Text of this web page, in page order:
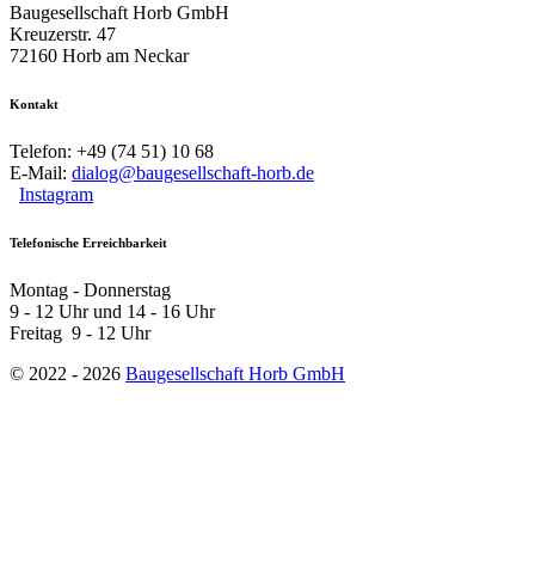
Baugesellschaft Horb GmbH
Kreuzerstr. 47
72160 Horb am Neckar
Kontakt
Telefon: +49 (74 51) 10 68
E-Mail: dialog@baugesellschaft-horb.de
Instagram
Telefonische Erreichbarkeit
Montag - Donnerstag
9 - 12 Uhr und 14 - 16 Uhr
Freitag 9 - 12 Uhr
© 2022 - 2026 Baugesellschaft Horb GmbH